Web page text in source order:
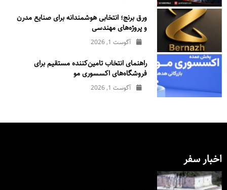
ورق برنج؛ انتخابی هوشمندانه برای صنایع مدرن
و پروژه‌های مهندسی
آگوست 1, 2026
راهنمای انتخاب تامین‌کننده مستقیم برای
فروشگاه‌های اکسسوری مو
آگوست 1, 2026
اخبار سفر